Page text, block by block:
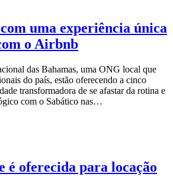
uma experiência única
o Airbnb
das Bahamas, uma ONG local que
do país, estão oferecendo a cinco
transformadora de se afastar da rotina e
com o Sabático nas…
é oferecida para locação